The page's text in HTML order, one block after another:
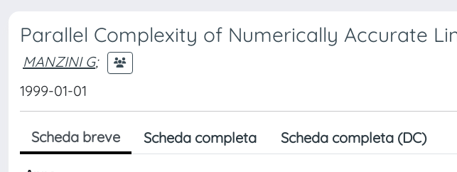
Parallel Complexity of Numerically Accurate
MANZINI G;
1999-01-01
Scheda breve Scheda completa Scheda completa (DC)